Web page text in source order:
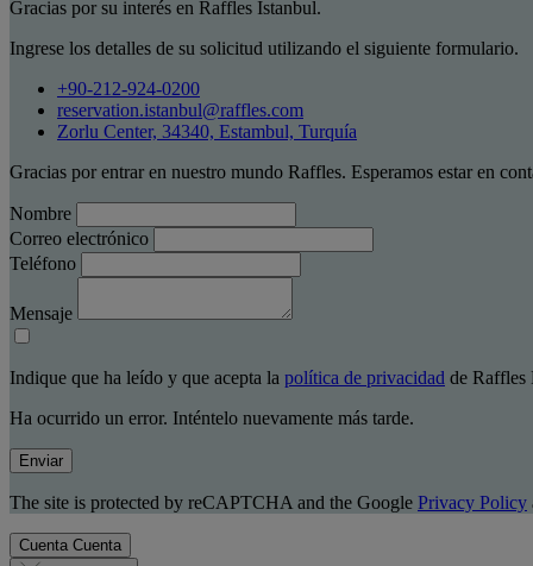
Gracias por su interés en Raffles Istanbul.
Ingrese los detalles de su solicitud utilizando el siguiente formulario.
+90-212-924-0200
reservation.istanbul@raffles.com
Zorlu Center, 34340, Estambul, Turquía
Gracias por entrar en nuestro mundo Raffles. Esperamos estar en
Nombre
Correo electrónico
Teléfono
Mensaje
Indique que ha leído y que acepta la política de privacidad de Raffles
Ha ocurrido un error. Inténtelo nuevamente más tarde.
Enviar
The site is protected by reCAPTCHA and the Google Privacy Policy
Cuenta Cuenta